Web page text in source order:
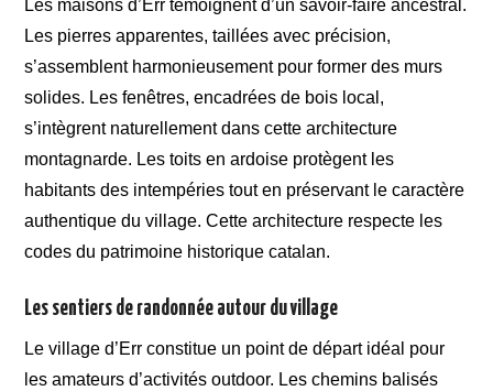
Les maisons d’Err témoignent d’un savoir-faire ancestral.
Les pierres apparentes, taillées avec précision,
s’assemblent harmonieusement pour former des murs
solides. Les fenêtres, encadrées de bois local,
s’intègrent naturellement dans cette architecture
montagnarde. Les toits en ardoise protègent les
habitants des intempéries tout en préservant le caractère
authentique du village. Cette architecture respecte les
codes du patrimoine historique catalan.
Les sentiers de randonnée autour du village
Le village d’Err constitue un point de départ idéal pour
les amateurs d’activités outdoor. Les chemins balisés